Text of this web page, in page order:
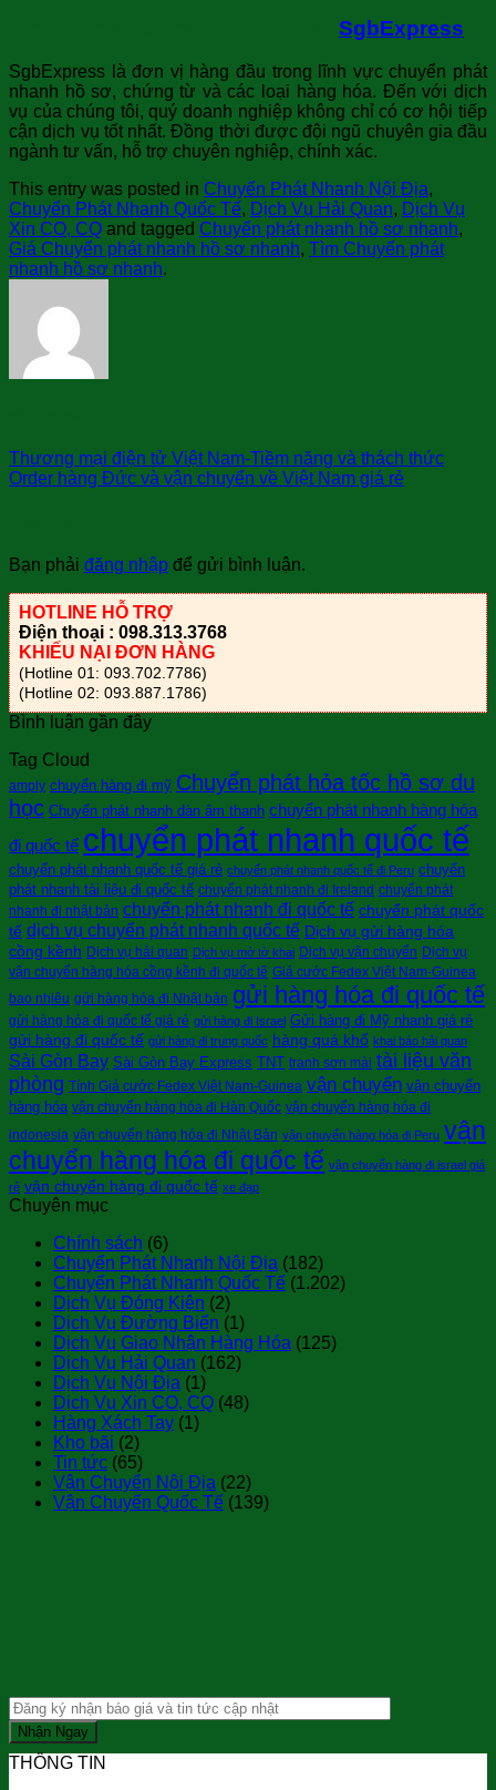
SgbExpress
SgbExpress là đơn vị hàng đầu trong lĩnh vực chuyển phát
nhanh hồ sơ, chứng từ và các loại hàng hóa. Đến với dịch
vụ của chúng tôi, quý doanh nghiệp không chỉ có cơ hội tiếp
cận dịch vụ tốt nhất. Đồng thời được đội ngũ chuyên gia đầu
ngành tư vấn, hỗ trợ chuyên nghiệp, chính xác.
This entry was posted in Chuyển Phát Nhanh Nội Địa,
Chuyển Phát Nhanh Quốc Tế, Dịch Vụ Hải Quan, Dịch Vụ
Xin CO, CQ and tagged Chuyển phát nhanh hồ sơ nhanh,
Giá Chuyển phát nhanh hồ sơ nhanh, Tìm Chuyển phát
nhanh hồ sơ nhanh.
Thương mại điện tử Việt Nam-Tiềm năng và thách thức
Order hàng Đức và vận chuyển về Việt Nam giá rẻ
Bạn phải đăng nhập để gửi bình luận.
HOTLINE HỖ TRỢ
Điện thoại : 098.313.3768
KHIẾU NẠI ĐƠN HÀNG
(Hotline 01: 093.702.7786)
(Hotline 02: 093.887.1786)
Bình luận gần đây
Tag Cloud
amply chuyển hàng đi mỹ Chuyển phát hỏa tốc hồ sơ du
học Chuyển phát nhanh dàn âm thanh chuyển phát nhanh hàng hóa
đi quốc tế chuyển phát nhanh quốc tế
chuyển phát nhanh quốc tế giá rẻ chuyển phát nhanh quốc tế đi Peru chuyển
phát nhanh tài liệu đi quốc tế chuyển phát nhanh đi Ireland chuyển phát
nhanh đi nhật bản chuyển phát nhanh đi quốc tế chuyển phát quốc
tế dịch vụ chuyển phát nhanh quốc tế Dịch vụ gửi hàng hóa
cồng kềnh Dịch vụ hải quan Dịch vụ mở tờ khai Dịch vụ vận chuyển Dịch vụ
vận chuyển hàng hóa cồng kềnh đi quốc tê Giá cước Fedex Việt Nam-Guinea
bao nhiêu gửi hàng hóa đi Nhật bản gửi hàng hóa đi quốc tế
gửi hàng hóa đi quốc tế giá rẻ gửi hàng đi Israel Gửi hàng đi Mỹ nhanh giá rẻ
gửi hàng đi quốc tế gửi hàng đi trung quốc hàng quá khổ khai báo hải quan
Sài Gòn Bay Sài Gòn Bay Express TNT tranh sơn mài tài liệu văn
phòng Tính Giá cước Fedex Việt Nam-Guinea vận chuyển vận chuyển
hàng hóa vận chuyển hàng hóa đi Hàn Quốc vận chuyển hàng hóa đi
indonesia vận chuyển hàng hóa đi Nhật Bản vận chuyển hàng hóa đi Peru vận
chuyển hàng hóa đi quốc tế vận chuyển hàng đi israel giá
rẻ vận chuyển hàng đi quốc tế xe đạp
Chuyên mục
Chính sách (6)
Chuyển Phát Nhanh Nội Địa (182)
Chuyển Phát Nhanh Quốc Tế (1.202)
Dịch Vụ Đóng Kiện (2)
Dịch Vụ Đường Biển (1)
Dịch Vụ Giao Nhận Hàng Hóa (125)
Dịch Vụ Hải Quan (162)
Dịch Vụ Nội Địa (1)
Dịch Vụ Xin CO, CQ (48)
Hàng Xách Tay (1)
Kho bãi (2)
Tin tức (65)
Vận Chuyển Nội Địa (22)
Vận Chuyển Quốc Tế (139)
THÔNG TIN